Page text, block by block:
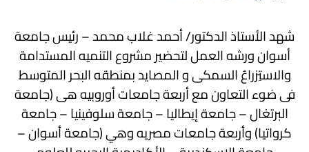
شهد الأستاذ الدكتور/ أحمد غلاب محمد – رئيس جامعة
أسوان ورشه العمل لتحضير مشروع التنميه المستدامة
والاستِزراعُ السمكى و المصايد بمنطقه البحر المتوسط
فى ضوء التعاون مع أربعة جامعات أوروبيه هى (جامعة
البرتغال – جامعة إيطاليا – جامعة سلوفينيا – جامعة
كرواتيا) وأربعة جامعات مصريه وهي (جامعة أسوان –